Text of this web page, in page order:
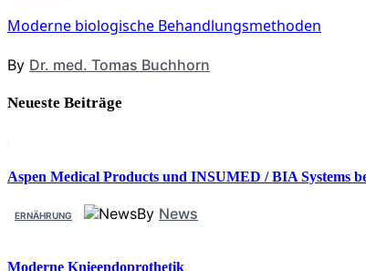
Moderne biologische Behandlungsmethoden
By Dr. med. Tomas Buchhorn
Neueste Beiträge
Aspen Medical Products und INSUMED / BIA Systems
ERNÄHRUNG By News
Moderne Knieendoprothetik